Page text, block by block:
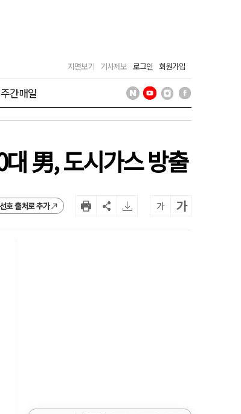
지면보기 기사제보 로그인 회원가입
주간매일
男, 도시가스 방출
호 출처로 추가 가 가